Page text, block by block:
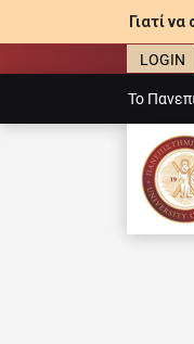
Γιατί
LOGIN
menu
Το